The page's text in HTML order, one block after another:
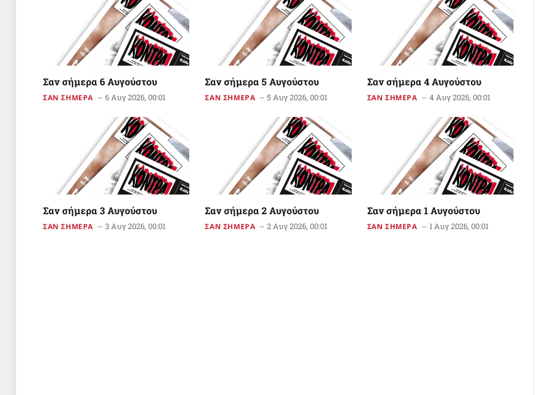
Σαν σήμερα 6 Αυγούστου
ΣΑΝ ΣΗΜΕΡΑ 6 Αυγ 2026, 00:01
Σαν σήμερα 5 Αυγούστου
ΣΑΝ ΣΗΜΕΡΑ 5 Αυγ 2026, 00:01
Σαν σήμερα 4 Αυγούστου
ΣΑΝ ΣΗΜΕΡΑ 4 Αυγ 2026, 00:01
Σαν σήμερα 3 Αυγούστου
ΣΑΝ ΣΗΜΕΡΑ 3 Αυγ 2026, 00:01
Σαν σήμερα 2 Αυγούστου
ΣΑΝ ΣΗΜΕΡΑ 2 Αυγ 2026, 00:01
Σαν σήμερα 1 Αυγούστου
ΣΑΝ ΣΗΜΕΡΑ 1 Αυγ 2026, 00:01